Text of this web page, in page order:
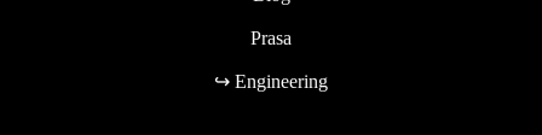
Prasa
↪ Engineering